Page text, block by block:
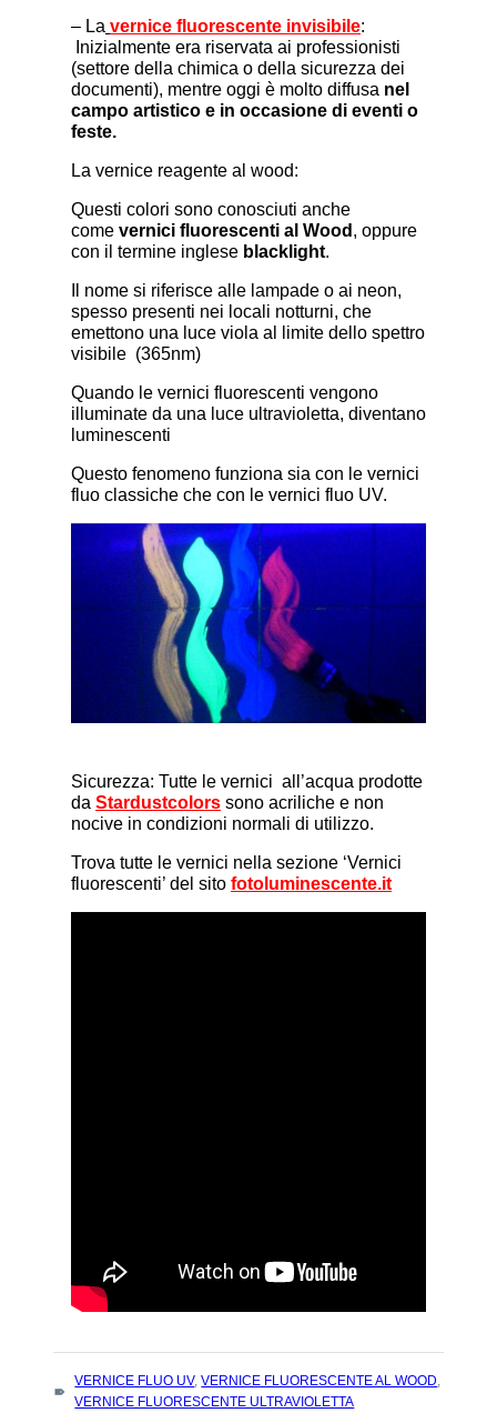
– La vernice fluorescente invisibile:
Inizialmente era riservata ai professionisti
(settore della chimica o della sicurezza dei
documenti), mentre oggi è molto diffusa nel
campo artistico e in occasione di eventi o
feste.
La vernice reagente al wood:
Questi colori sono conosciuti anche
come vernici fluorescenti al Wood , oppure
con il termine inglese blacklight.
Il nome si riferisce alle lampade o ai neon,
spesso presenti nei locali notturni, che
emettono una luce viola al limite dello spettro
visibile (365nm)
Quando le vernici fluorescenti vengono
illuminate da una luce ultravioletta, diventano
luminescenti
Questo fenomeno funziona sia con le vernici
fluo classiche che con le vernici fluo UV.
Sicurezza: Tutte le vernici all’acqua prodotte
da Stardustcolors sono acriliche e non
nocive in condizioni normali di utilizzo.
Trova tutte le vernici nella sezione ‘Vernici
fluorescenti’ del sito fotoluminescente.it
TAGS
:
VERNICE FLUO UV,VERNICE FLUORESCENTE AL WOOD
VERNICE FLUORESCENTE ULTRAVIOLETTA